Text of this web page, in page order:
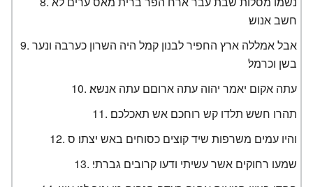
חשב אנוש׃
אבל אמללה ארץ החפיר לבנון קמל היה השרון כערבה ונער
בשן וכרמל׃
עתה אקום יאמר יהוה עתה ארוםם עתה אנשא׃
תהרו חשש תלדו קש רוחכם אש תאכלכם׃
והיו עמים משרפות שיד קוצים כסוחים באש יצתו׃ ס
שמעו רחוקים אשר עשיתי ודעו קרובים גברתי׃